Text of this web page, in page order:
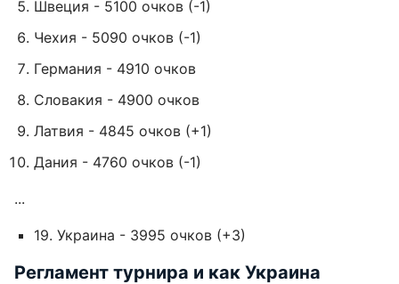
Швеция - 5100 очков (-1)
Чехия - 5090 очков (-1)
Германия - 4910 очков
Словакия - 4900 очков
Латвия - 4845 очков (+1)
Дания - 4760 очков (-1)
...
19. Украина - 3995 очков (+3)
Регламент турнира и как Украина